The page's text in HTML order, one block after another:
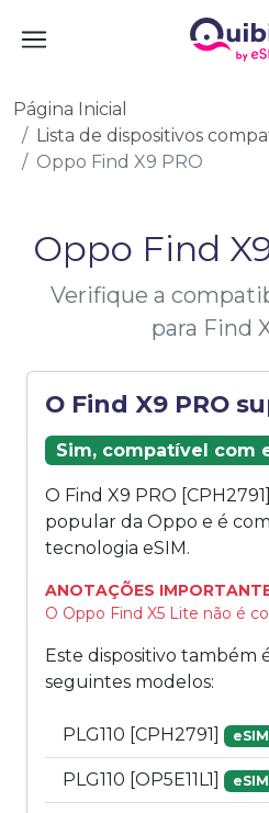
Página Inicial
Lista de dispositivos
Oppo Find X9 PRO
Oppo Find
Verifique a
para Find
O Find X9 PRO
Sim, compatível com
O Find X9 PRO
popular da Oppo e é
tecnologia eSIM.
ANOTAÇÕES
O Oppo Find X5 Lite não é
Este dispositivo também
seguintes modelos:
PLG110 [CPH2791]
PLG110 [OP5E11L1]